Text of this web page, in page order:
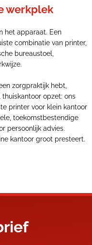
werkplek
het apparaat. Een
combinatie van printer,
bureaustoel,
zorgpraktijk hebt,
opzet: ons
printer voor klein kantoor
toekomstbestendige
persoonlijk advies.
kantoor groot presteert.